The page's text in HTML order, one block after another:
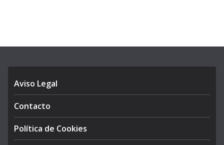
Aviso Legal
Contacto
Política de Cookies